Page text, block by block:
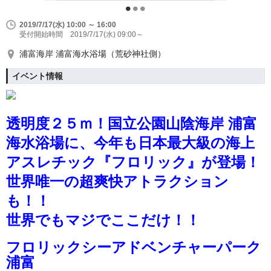
2019/7/17(水) 10:00 ～ 16:00
受付開始時間 2019/7/17(水) 09:00～
浦富海岸 浦富海水浴場（荒砂神社側）
イベント情報
透明度２５ｍ！国立公園山陰海岸 浦富
海水浴場に、 今年も日本最大級の海上
アスレチック『フロリック』が登場！
世界唯一の超爽快アトラクション
も！
！
世界でもマジでここだけ！！
フロリックシーアドベンチャーパーク
浦富